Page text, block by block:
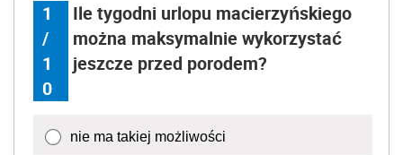
1
/
1
0
Ile tygodni urlopu macierzyńskiego
można maksymalnie wykorzystać
jeszcze przed porodem?
nie ma takiej możliwości